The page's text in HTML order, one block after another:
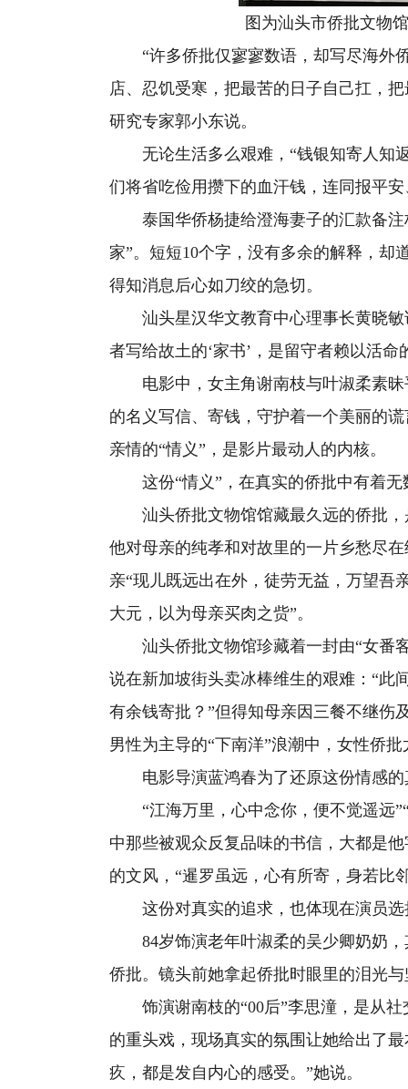
图为汕头市侨批文物馆
“许多侨批仅寥寥数语，却写尽海外
店、忍饥受寒，把最苦的日子自己扛，
研究专家郭小东说。
无论生活多么艰难，“钱银知寄人知返
们将省吃俭用攒下的血汗钱，连同报平
泰国华侨杨捷给澄海妻子的汇款备注
家”。短短10个字，没有多余的解释，却
得知消息后心如刀绞的急切。
汕头星汉华文教育中心理事长黄晓敏
者写给故土的‘家书’，是留守者赖以活命
电影中，女主角谢南枝与叶淑柔素昧
的名义写信、寄钱，守护着一个美丽的
亲情的“情义”，是影片最动人的内核。
这份“情义”，在真实的侨批中有着无
汕头侨批文物馆馆藏最久远的侨批，
他对母亲的纯孝和对故里的一片乡愁尽
亲“现儿既远出在外，徒劳无益，万望吾
大元，以为母亲买肉之赀”。
汕头侨批文物馆珍藏着一封由“女番客
说在新加坡街头卖冰棒维生的艰难：“此
有余钱寄批？”但得知母亲因三餐不继伤
男性为主导的“下南洋”浪潮中，女性侨
电影导演蓝鸿春为了还原这份情感的
“江海万里，心中念你，便不觉遥远
中那些被观众反复品味的书信，大都是
的文风，“暹罗虽远，心有所寄，身若比
这份对真实的追求，也体现在演员选
84岁饰演老年叶淑柔的吴少卿奶奶，
侨批。镜头前她拿起侨批时眼里的泪光
饰演谢南枝的“00后”李思潼，是从社
的重头戏，现场真实的氛围让她给出了
疚，都是发自内心的感受。”她说。